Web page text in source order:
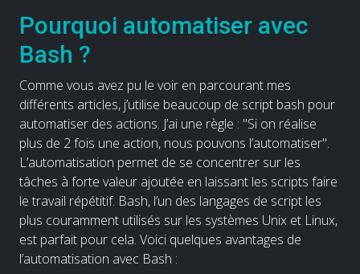
Pourquoi automatiser avec
Bash ?
Comme vous avez pu le voir en parcourant mes
différents articles, j’utilise beaucoup de script bash pour
automatiser des actions. J’ai une règle : "Si on réalise
plus de 2 fois une action, nous pouvons l’automatiser".
L’automatisation permet de se concentrer sur les
tâches à forte valeur ajoutée en laissant les scripts faire
le travail répétitif. Bash, l’un des langages de script les
plus couramment utilisés sur les systèmes Unix et Linux,
est parfait pour cela. Voici quelques avantages de
l’automatisation avec Bash :